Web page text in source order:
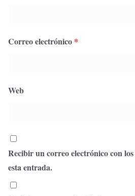
Correo electrónico *
Web
Recibir un correo electrónico con
esta entrada.